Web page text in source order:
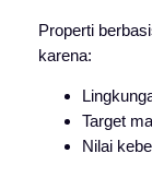
Properti
karena:
Target
Nilai